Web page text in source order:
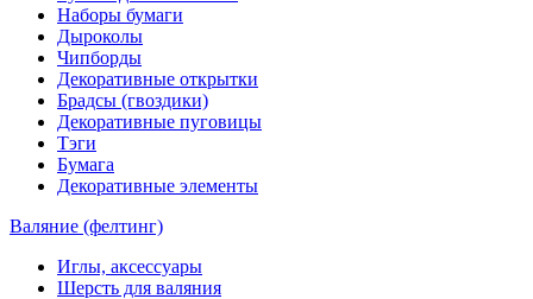
Наборы бумаги
Дыроколы
Чипборды
Декоративные открытки
Брадсы (гвоздики)
Декоративные пуговицы
Тэги
Бумага
Декоративные элементы
Валяние (фелтинг)
Иглы, аксессуары
Шерсть для валяния